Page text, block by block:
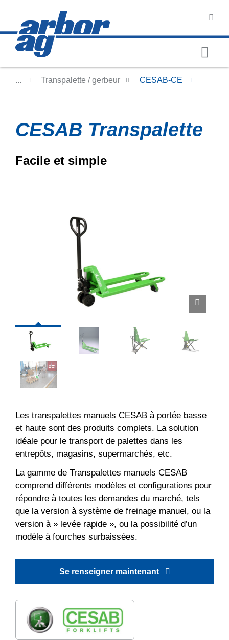
... Transpalette / gerbeur CESAB-CE
CESAB Transpalette
Facile et simple
Les transpalettes manuels CESAB à portée basse
et haute sont des produits complets. La solution
idéale pour le transport de palettes dans les
entrepôts, magasins, supermarchés, etc.
La gamme de Transpalettes manuels CESAB
comprend différents modèles et configurations pour
répondre à toutes les demandes du marché, tels
que la version à système de freinage manuel, ou la
version à » levée rapide », ou la possibilité d’un
modèle à fourches surbaissées.
Se renseigner maintenant